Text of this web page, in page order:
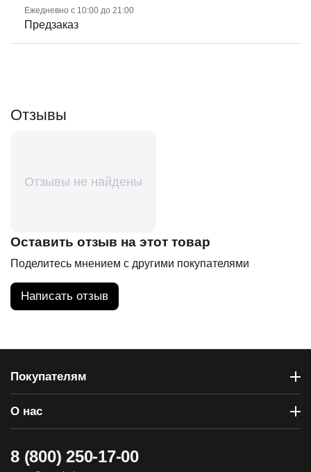
Ежедневно с 10:00 до 21:00
Предзаказ
Отзывы
Отзывы не найдены
Оставить отзыв на этот товар
Поделитесь мнением с другими покупателями
Написать отзыв
Покупателям
О нас
8 (800) 250-17-00